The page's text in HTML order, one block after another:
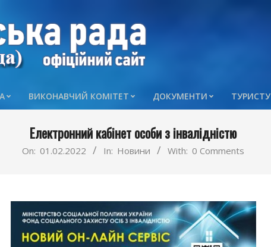
Primary
Menu
ВИКОНАВЧИЙ КОМІТЕТ ДОКУМЕНТИ ТУРИСТУ
Електронний кабінет особи з інвалідністю
On: 01.02.2022 In: Новини With: 0 Comments